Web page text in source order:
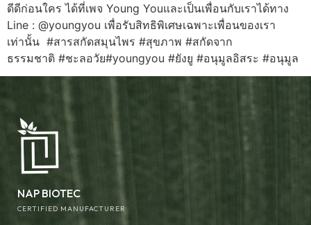
ดีดีก่อนใคร ได้ที่เพจ Young Youและเป็นเพื่อนกับเราได้ทาง
Line : @youngyou เพื่อรับสิทธิพิเศษเฉพาะเพื่อนของเรา
เท่านั้น #สารสกัดสมุนไพร #สุขภาพ #สกัดจาก
ธรรมชาติ #ชะลอวัย#youngyou #ยังยู #อนุมูลอิสระ #อนุมูล
NAP BIOTEC
CERTIFIED MANUFACTURER